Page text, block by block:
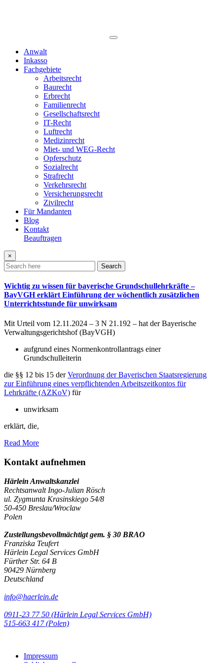
Anwalt
Inkasso
Fachgebiete
Arbeitsrecht
Baurecht
Erbrecht
Familienrecht
Gesellschaftsrecht
IT-Recht
Luftrecht
Medizinrecht
Miet- und WEG-Recht
Opferschutz
Sozialrecht
Strafrecht
Verkehrsrecht
Versicherungsrecht
Zivilrecht
Für Mandanten
Blog
Kontakt
Beauftragen
×
Search
Wichtig zu wissen für bayerische Grundschullehrkräfte –
BayVGH erklärt Einführung der wöchentlich zusätzlichen
Unterrichtsstunde für unwirksam
Mit Urteil vom 12.11.2024 – 3 N 21.192 – hat der Bayerische
Verwaltungsgerichtshof (BayVGH)
aufgrund eines Normenkontrollantrags einer
Grundschulleiterin
die §§ 12 bis 15 derVerordnung der Bayerischen Staatsregierung
zur Einführung eines verpflichtenden Arbeitszeitkontos für
Lehrkräfte (AZKoV) für
unwirksam
erklärt, die,
Read More
Kontakt aufnehmen
Härlein Anwaltskanzlei
Rechtsanwalt Ingo-Julian Rösch
ul. Zygmunta Krasinskiego 54/8
50-450 Breslau/Wroclaw
Polen
Zustellungsbevollmächtigt gem. § 30 BRAO
Franziska Teufert
Härlein Legal Services GmbH
Fürther Str. 64 B
90429 Nürnberg
Deutschland
info@haerlein.de
0911-23 77 50 (Härlein Legal Services GmbH)
‭515-663 417 (Polen)‬‬‬
Impressum